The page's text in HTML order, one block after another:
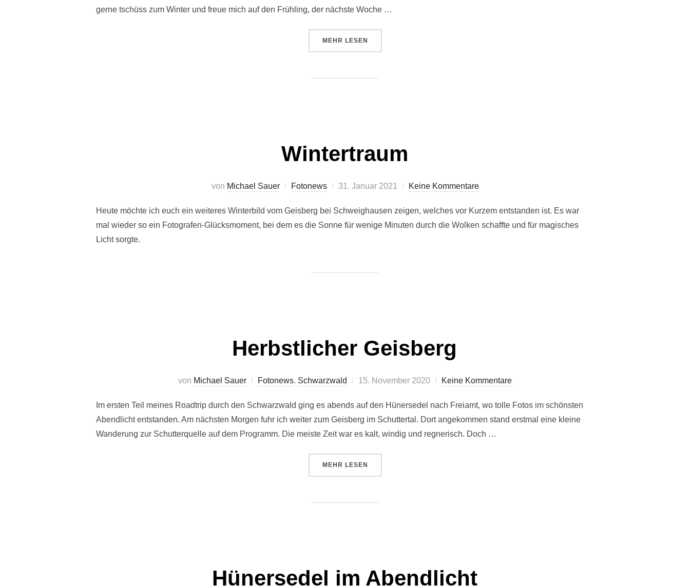
gerne tschüss zum Winter und freue mich auf den Frühling, der nächste Woche …
MEHR ÜBER „TSCHÜSS, DU SCHÖNER WINTERZAUBER“
LESEN
Wintertraum
von Michael Sauer Fotonews
Veröffentlicht
31. Januar 2021 Keine Kommentare
Heute möchte ich euch ein weiteres Winterbild vom Geisberg bei Schweighausen zeigen, welches vor Kurzem entstanden ist. Es war
mal wieder so ein Fotografen-Glücksmoment, bei dem es die Sonne für wenige Minuten durch die Wolken schaffte und für magisches
Licht sorgte.
Herbstlicher Geisberg
von Michael Sauer Fotonews, Schwarzwald
Veröffentlicht
15. November 2020 Keine Kommentare
Im ersten Teil meines Roadtrip durch den Schwarzwald ging es abends auf den Hünersedel nach Freiamt, wo tolle Fotos im schönsten
Abendlicht entstanden. Am nächsten Morgen fuhr ich weiter zum Geisberg im Schuttertal. Dort angekommen stand erstmal eine kleine
Wanderung zur Schutterquelle auf dem Programm. Die meiste Zeit war es kalt, windig und regnerisch. Doch …
MEHR ÜBER „HERBSTLICHER GEISBERG“
LESEN
Hünersedel im Abendlicht